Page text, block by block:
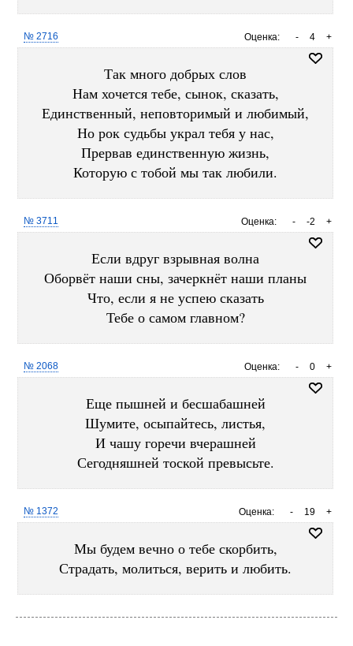
Оценка: +
4
-
№ 2716
Так много добрых слов
Нам хочется тебе, сынок, сказать,
Единственный, неповторимый и любимый,
Но рок судьбы украл тебя у нас,
Прервав единственную жизнь,
Которую с тобой мы так любили.
Оценка: +
-2
-
№ 3711
Если вдруг взрывная волна
Оборвёт наши сны, зачеркнёт наши планы
Что, если я не успею сказать
Тебе о самом главном?
Оценка: +
0
-
№ 2068
Еще пышней и бесшабашней
Шумите, осыпайтесь, листья,
И чашу горечи вчерашней
Сегодняшней тоской превысьте.
Оценка: +
19
-
№ 1372
Мы будем вечно о тебе скорбить,
Страдать, молиться, верить и любить.